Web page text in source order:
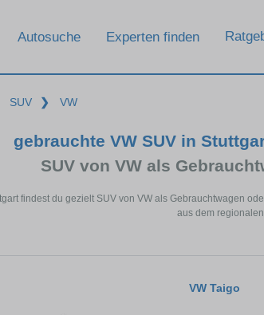
Autosuche Experten finden
SUV ❯ VW
gebrauchte VW SUV in
SUV von VW als
findest du gezielt SUV von VW als Gebrauchtwagen
aus dem
VW Taigo